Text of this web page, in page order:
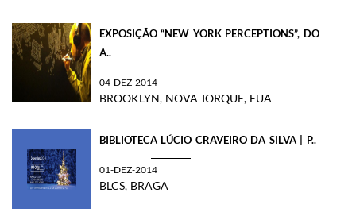
EXPOSIÇÃO “NEW YORK PERCEPTIONS”, DO
A..
04-DEZ-2014
BROOKLYN, NOVA IORQUE, EUA
BIBLIOTECA LÚCIO CRAVEIRO DA SILVA | P..
01-DEZ-2014
BLCS, BRAGA